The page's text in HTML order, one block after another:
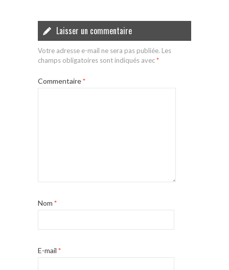
Laisser un commentaire
Votre adresse e-mail ne sera pas publiée. Les
champs obligatoires sont indiqués avec*
Commentaire*
Nom *
E-mail *